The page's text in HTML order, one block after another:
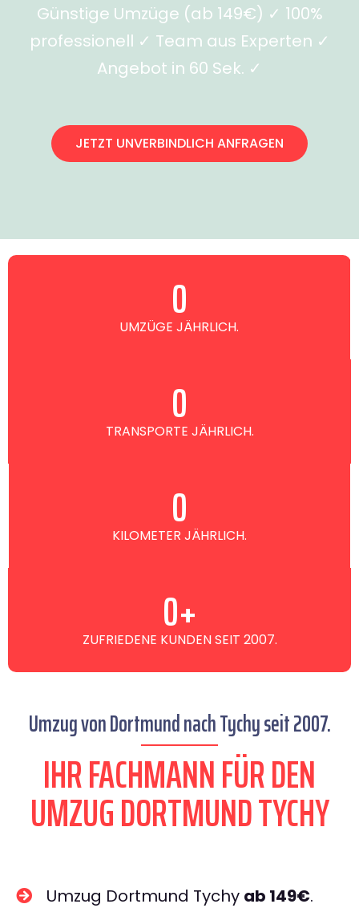
Günstige Umzüge (ab 149€) ✓ 100%
professionell ✓ Team aus Experten ✓
Angebot in 60 Sek. ✓
JETZT UNVERBINDLICH ANFRAGEN
UMZÜGE JÄHRLICH.
0
TRANSPORTE JÄHRLICH.
0
KILOMETER JÄHRLICH.
0
ZUFRIEDENE KUNDEN SEIT 2007.
0+
Umzug von Dortmund nach Tychy seit 2007.
IHR FACHMANN FÜR DEN
UMZUG DORTMUND TYCHY
Umzug Dortmund Tychy ab 149€.